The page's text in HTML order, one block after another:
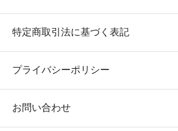
特定商取引法に基づく表記
プライバシーポリシー
お問い合わせ